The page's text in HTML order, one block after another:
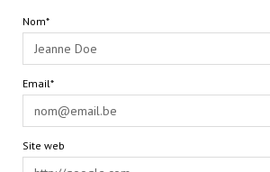
Nom*
Email*
Site web